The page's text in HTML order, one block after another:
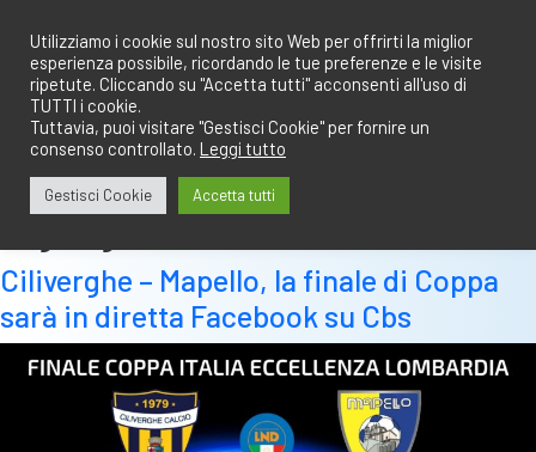
contenuto
Ciliverghe – Mapello, la finale di Coppa
sarà in diretta Facebook su Cbs
Utilizziamo i cookie sul nostro sito Web per offrirti la miglior
esperienza possibile, ricordando le tue preferenze e le visite
ripetute. Cliccando su "Accetta tutti" acconsenti all'uso di
TUTTI i cookie.
Tuttavia, puoi visitare "Gestisci Cookie" per fornire un
consenso controllato. Leggi tutto
Gestisci Cookie Accetta tutti